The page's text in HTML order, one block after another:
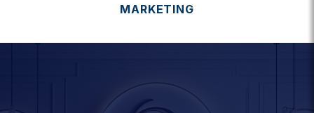
MARKETING